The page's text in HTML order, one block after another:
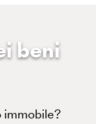
beni
immobile?